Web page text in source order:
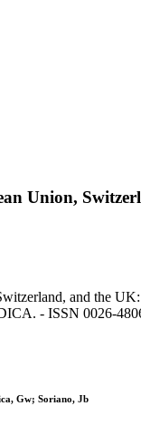
Union,
and the
- ISSN 0026-
Gw; Soriano, Jb